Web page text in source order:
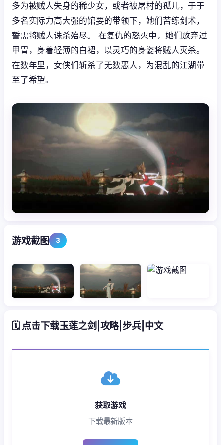
多为被贼人失身的稀少女，或者被屠村的孤儿，于于
多名实际力高大强的馆要的带领下，她们苦练剑术，
誓需将贼人诛杀殆尽。 在复仇的怒火中，她们放弃过
甲胄，身着轻薄的白裙，以灵巧的身姿将贼人灭杀。
在数年里，女侠们斩杀了无数恶人，为混乱的江湖带
至了希望。
游戏截图 3
🗓️ 点击下载玉莲之剑|攻略|步兵|中文
获取游戏
下载最新版本